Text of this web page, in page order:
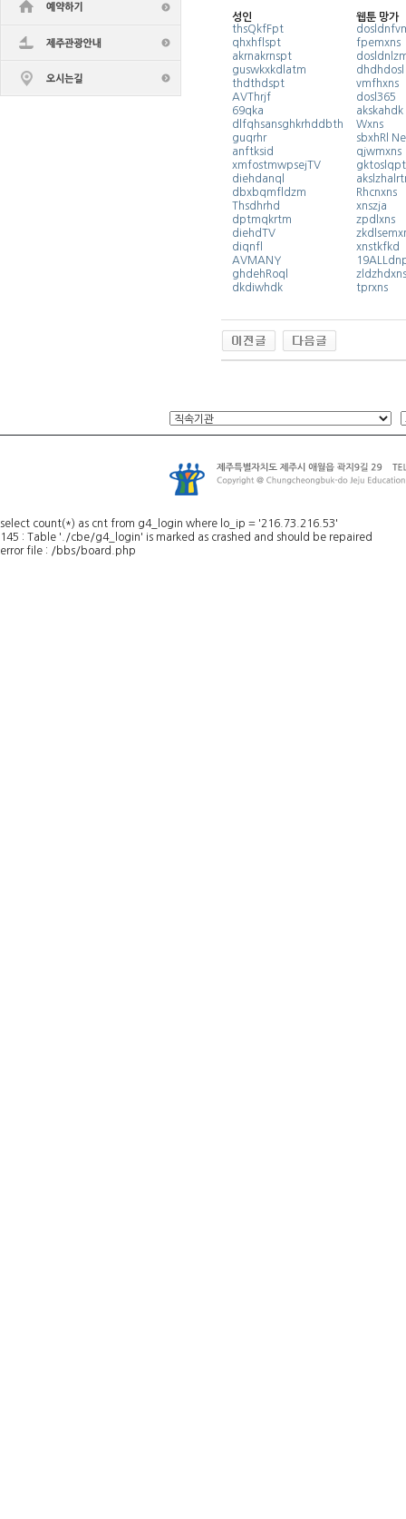
성인
thsQkfFpt
qhxhflspt
akrnakrnspt
guswkxkdlatm
thdthdspt
AVThrjf
69qka
dlfqhsansghkrhddbth
guqrhr
anftksid
xmfostmwpsejTV
diehdanql
dbxbqmfldzm
Thsdhrhd
dptmqkrtm
diehdTV
diqnfl
AVMANY
ghdehRoql
dkdiwhdk
웹툰 망가
fpemxns
dhdhdosl
vmfhxns
dosl365
akskahdk
Wxns
sbxhRl
qjwmxns
Rhcnxns
xnszja
zpdlxns
xnstkfkd
zldzhdxns
tprxns
select count(*) as cnt from g4_login where lo_ip = '216.73.216.53'
145 : Table './cbe/g4_login' is marked as crashed and should be repaired
error file : /bbs/board.php